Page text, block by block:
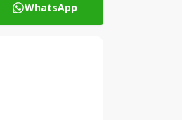
WhatsApp